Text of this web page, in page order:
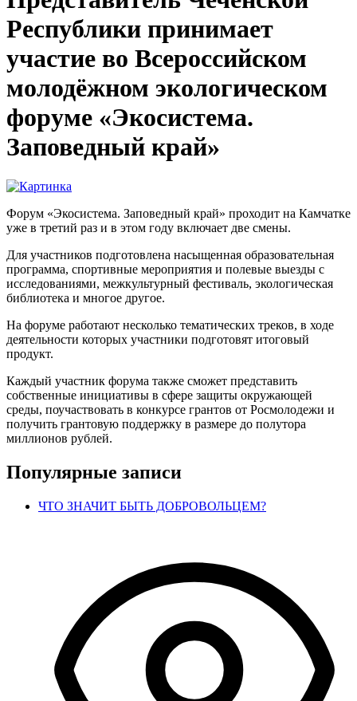
Республики принимает
участие во Всероссийском
молодёжном экологическом
форуме «Экосистема.
Заповедный край»
Форум «Экосистема. Заповедный край» проходит на Камчатке
уже в третий раз и в этом году включает две смены.
Для участников подготовлена насыщенная образовательная
программа, спортивные мероприятия и полевые выезды с
исследованиями, межкультурный фестиваль, экологическая
библиотека и многое другое.
На форуме работают несколько тематических треков, в ходе
деятельности которых участники подготовят итоговый
продукт.
Каждый участник форума также сможет представить
собственные инициативы в сфере защиты окружающей
среды, поучаствовать в конкурсе грантов от Росмолодежи и
получить грантовую поддержку в размере до полутора
миллионов рублей.
Популярные записи
ЧТО ЗНАЧИТ БЫТЬ ДОБРОВОЛЬЦЕМ?